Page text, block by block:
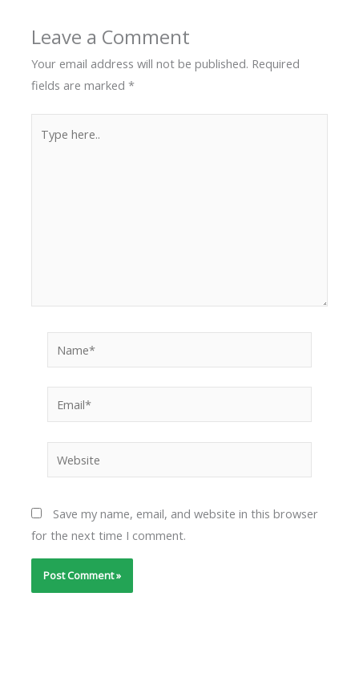
Leave a Comment
Your email address will not be published. Required
fields are marked*
here..
Save my name, email, and website in this browser
for the next time I comment.